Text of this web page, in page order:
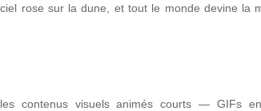
rose sur la dune, et tout le monde devine la
contenus visuels animés courts — GIFs